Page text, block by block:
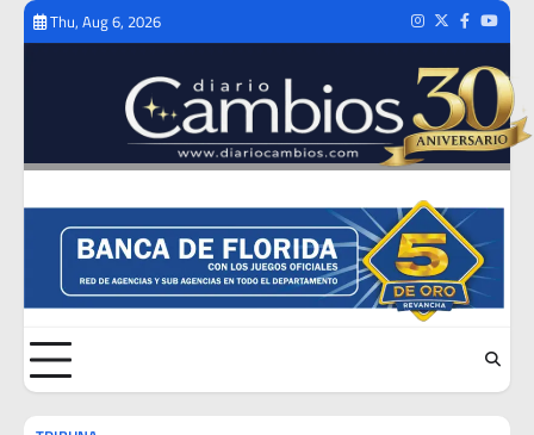
Skip
Thu, Aug 6, 2026 Instagram
TwitterFacebook